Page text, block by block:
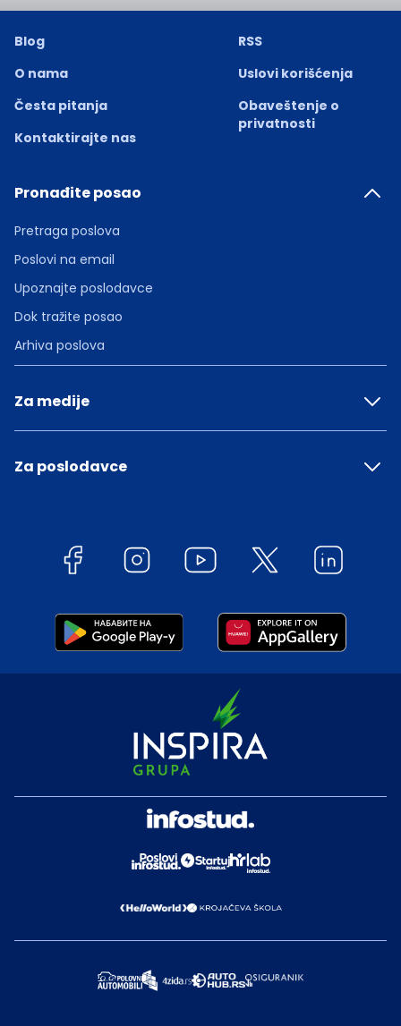
Blog
O nama
Česta pitanja
Kontaktirajte nas
RSS
Uslovi korišćenja
Obaveštenje o
privatnosti
Pronađite posao
Pretraga poslova
Poslovi na email
Upoznajte poslodavce
Dok tražite posao
Arhiva poslova
Za medije
Za poslodavce